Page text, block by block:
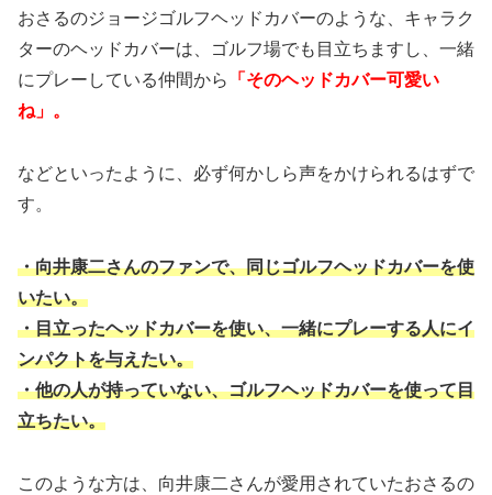
おさるのジョージゴルフヘッドカバーのような、キャラク
ターのヘッドカバーは、ゴルフ場でも目立ちますし、一緒
にプレーしている仲間から
「そのヘッドカバー可愛い
ね」。
などといったように、必ず何かしら声をかけられるはずで
す。
・向井康二さんのファンで、同じゴルフヘッドカバーを使
いたい。
・目立ったヘッドカバーを使い、一緒にプレーする人にイ
ンパクトを与えたい。
・他の人が持っていない、ゴルフヘッドカバーを使って目
立ちたい。
このような方は、向井康二さんが愛用されていたおさるの